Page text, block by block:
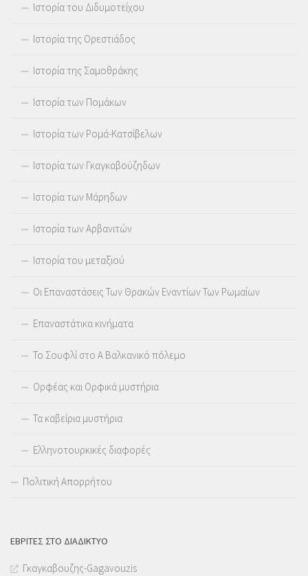
Ιστορία του Διδυμοτείχου
Ιστορία της Ορεστιάδος
Ιστορία της Σαμοθράκης
Ιστορία των Πομάκων
Ιστορία των Ρομά-Κατσίβελων
Ιστορία των Γκαγκαβούζηδων
Ιστορία των Μάρηδων
Ιστορία των Αρβανιτών
Ιστορία του μεταξιού
Οι Επαναστάσεις Των Θρακών Εναντίων Των Ρωμαίων
Επαναστάτικα κινήματα
Το Σουφλί στο Α Βαλκανικό πόλεμο
Ορφέας και Ορφικά μυστήρια
Τα καβείρια μυστήρια
Ελληνοτουρκικές διαφορές
Πολιτική Απορρήτου
ΕΒΡΊΤΕΣ ΣΤΟ ΔΙΑΔΊΚΤΥΟ
Γκαγκαβουζης-Gagavouzis